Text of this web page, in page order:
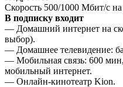
Скорость 500/1000 Мбит/с
В подписку входит
— Домашний интернет на
выбор).
— Домашнее телевидение:
— Мобильная связь: 600
мобильный интернет.
— Онлайн-кинотеатр Kion.